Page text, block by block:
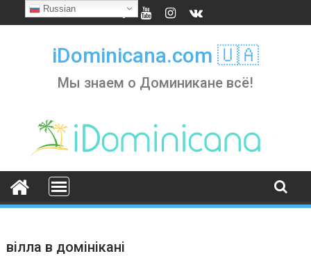
to
iDominicana.com 🇺🇦
Мы знаем о Доминикане всё!
вілла в домінікані
Russian